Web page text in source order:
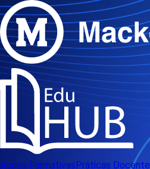
Ações FormativasPráticas Docente